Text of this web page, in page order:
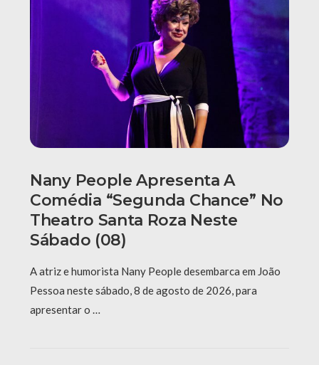
Nany People Apresenta A
Comédia “Segunda Chance” No
Theatro Santa Roza Neste
Sábado (08)
A atriz e humorista Nany People desembarca em João
Pessoa neste sábado, 8 de agosto de 2026, para
apresentar o …